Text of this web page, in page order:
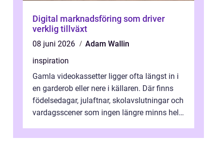
Digital marknadsföring som driver
verklig tillväxt
08 juni 2026
Adam Wallin
inspiration
Gamla videokassetter ligger ofta längst in i
en garderob eller nere i källaren. Där finns
födelsedagar, julaftnar, skolavslutningar och
vardagsscener som ingen längre minns helt.